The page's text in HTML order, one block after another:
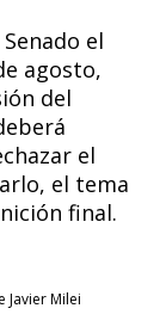
el
agosto,
del
el
el tema
final.
Javier Milei